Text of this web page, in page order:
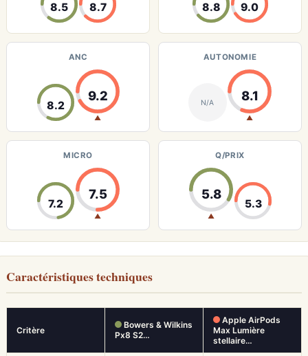
8.5 8.7 8.8 9.0
ANC
8.2
9.2
▲
AUTONOMIE
N/A 8.1
▲
MICRO
7.2
7.5
▲
Q/PRIX
5.8
▲
5.3
Caractéristiques techniques
Critère
Bowers & Wilkins
Px8 S2…
Apple AirPods
Max Lumière
stellaire…